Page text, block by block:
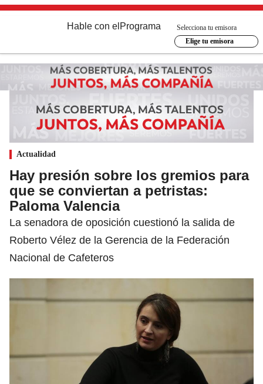
Hable con el Programa
Selecciona tu emisora
Elige tu emisora
Actualidad
Hay presión sobre los gremios para
que se conviertan a petristas:
Paloma Valencia
La senadora de oposición cuestionó la salida de
Roberto Vélez de la Gerencia de la Federación
Nacional de Cafeteros